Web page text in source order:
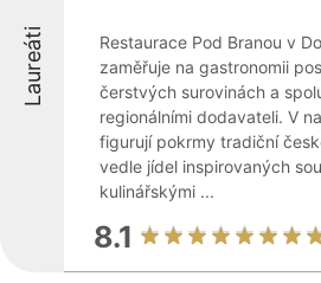
Laureáti
Restaurace Pod Branou v
zaměřuje na gastronomii
čerstvých surovinách a
regionálními dodavateli. V
figurují pokrmy tradiční
vedle jídel inspirovaných
kulinářskými ...
8.1